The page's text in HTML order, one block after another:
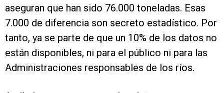
aseguran que han sido 76.000 toneladas. Esas
7.000 de diferencia son secreto estadístico. Por
tanto, ya se parte de que un 10% de los datos no
están disponibles, ni para el público ni para las
Administraciones responsables de los ríos.